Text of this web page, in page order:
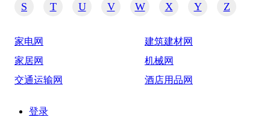
S T U V W X Y Z
家电网
建筑建材网
家居网
机械网
交通运输网
酒店用品网
登录